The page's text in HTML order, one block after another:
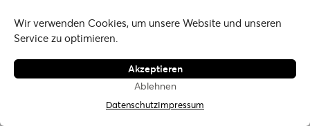
Wir verwenden Cookies, um unsere Website und unseren
Service zu optimieren.
Akzeptieren
Ablehnen
DatenschutzImpressum
Geht nicht, gibt’s bei uns nicht.